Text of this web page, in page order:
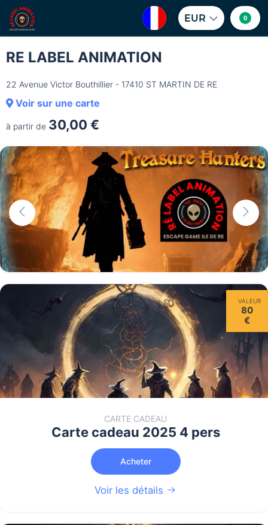
EUR 0
RE LABEL ANIMATION
22 Avenue Victor Bouthillier - 17410 ST MARTIN DE RE
Voir sur une carte
à partir de 30,00 €
VALEUR
80
€
CARTE CADEAU
Carte cadeau 2025 4 pers
Acheter
Voir les détails